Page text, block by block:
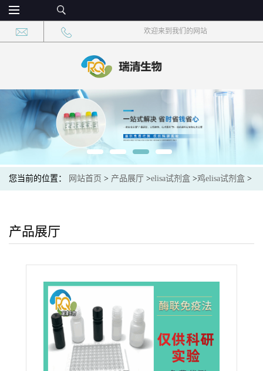
欢迎来到我们的网站
您当前的位置： 网站首页 > 产品展厅 >elisa试剂盒 >鸡elisa试剂盒 >
产品展厅